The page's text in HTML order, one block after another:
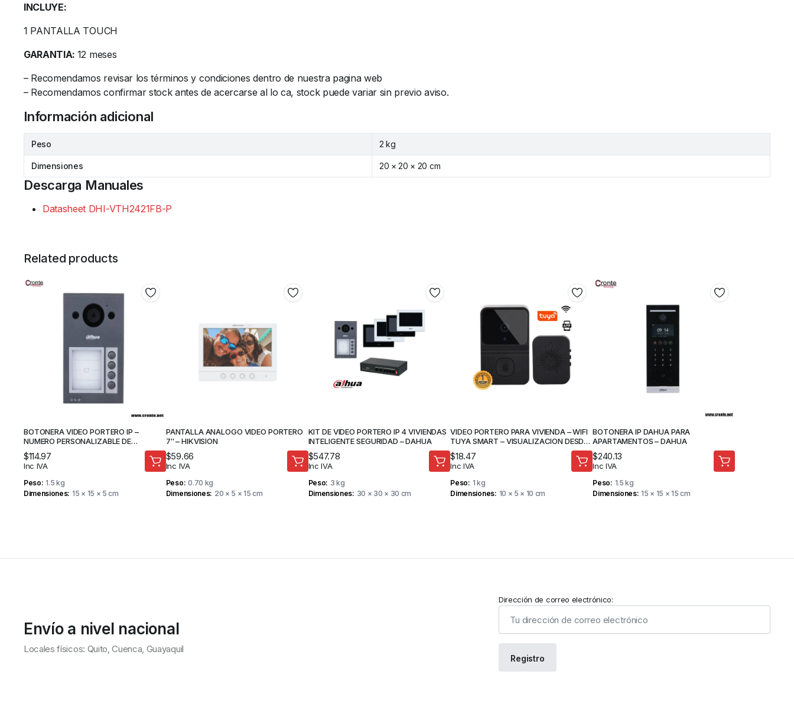
INCLUYE:
1 PANTALLA TOUCH
GARANTIA: 12 meses
– Recomendamos revisar los términos y condiciones dentro de nuestra pagina web
– Recomendamos confirmar stock antes de acercarse al lo ca, stock puede variar sin previo aviso.
Información adicional
Peso 2 kg
Dimensiones 20 × 20 × 20 cm
Descarga Manuales
Datasheet DHI-VTH2421FB-P
Related products
BOTONERA VIDEO PORTERO IP –
NUMERO PERSONALIZABLE DE
BOTONES – DAHUA
$114.97
Inc IVA
Peso 1.5 kg
Dimensiones 15 × 15 × 5 cm
PANTALLA ANALOGO VIDEO PORTERO
7″ – HIKVISION
$59.66
Inc IVA
Peso 0.70 kg
Dimensiones 20 × 5 × 15 cm
KIT DE VIDEO PORTERO IP 4 VIVIENDAS
INTELIGENTE SEGURIDAD – DAHUA
$547.78
Inc IVA
Peso 3 kg
Dimensiones 30 × 30 × 30 cm
VIDEO PORTERO PARA VIVIENDA – WIFI
TUYA SMART – VISUALIZACION DESDE
APP MOVIL – TUYA
$18.47
Inc IVA
Peso 1 kg
Dimensiones 10 × 5 × 10 cm
BOTONERA IP DAHUA PARA
APARTAMENTOS – DAHUA
$240.13
Inc IVA
Peso 1.5 kg
Dimensiones 15 × 15 × 15 cm
Envío a nivel nacional
Locales físicos: Quito, Cuenca, Guayaquil
Dirección de correo electrónico: